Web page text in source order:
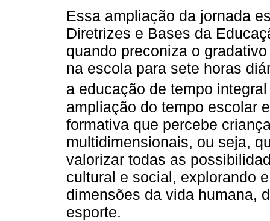
Essa ampliação da jornada
Diretrizes e Bases da
quando preconiza o
na escola para sete horas
a educação de tempo integral
ampliação do tempo escolar
formativa que percebe
multidimensionais, ou seja,
valorizar todas as
cultural e social, explorando
dimensões da vida humana,
esporte.